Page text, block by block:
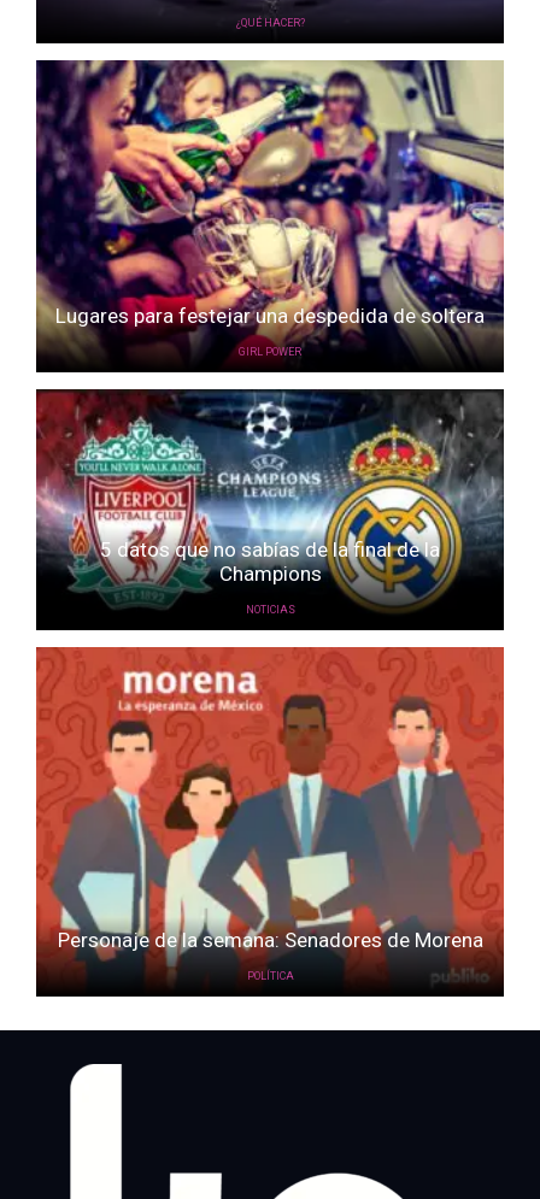
¿QUÉ HACER?
Lugares para festejar una despedida de soltera
GIRL POWER
5 datos que no sabías de la final de la
Champions
NOTICIAS
Personaje de la semana: Senadores de Morena
POLÍTICA